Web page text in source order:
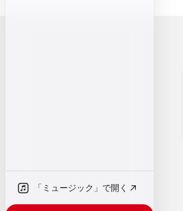
「ミュージック」で開く